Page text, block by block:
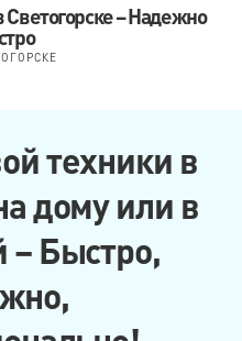
Светогорске – Надежно
техники в
дому или в
– Быстро,